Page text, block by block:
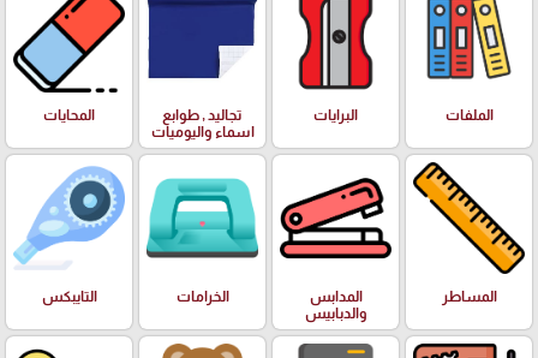
الملفات البرايات
تجاليد , طوابع
اسماء واليوميات
المحايات
المساطر
المدابس
والدبابيس
الخرامات التايبكس